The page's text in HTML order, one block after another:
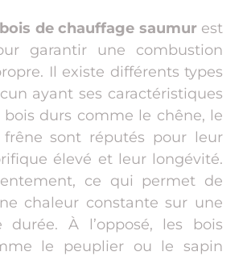
bois de chauffage saumurest
garantir une combustion
Il existe différents types
ayant ses caractéristiques
bois durs comme le chêne, le
sont réputés pour leur
élevé et leur longévité.
ce qui permet de
chaleur constante sur une
durée. À l’opposé, les bois
le peuplier ou le sapin